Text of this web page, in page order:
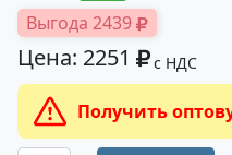
Выгода 2439
Цена: 2251 с НДС